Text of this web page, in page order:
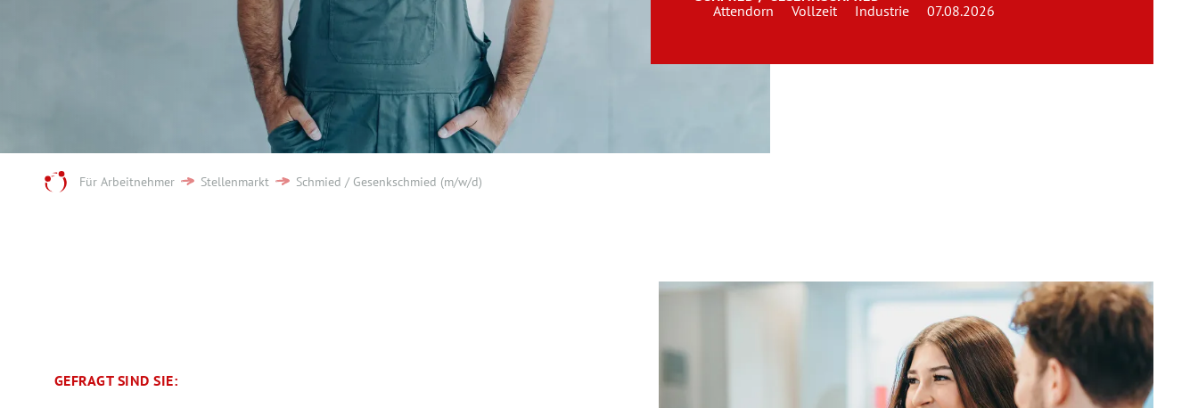
Attendorn Vollzeit Industrie 07.08.2026
Für Arbeitnehmer Stellenmarkt Schmied / Gesenkschmied (m/w/d)
GEFRAGT SIND SIE:
Team
Kontakt